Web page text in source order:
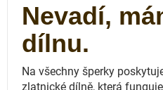
Nevadí,
dílnu.
Na všechny šperky
zlatnické dílně, která funguje